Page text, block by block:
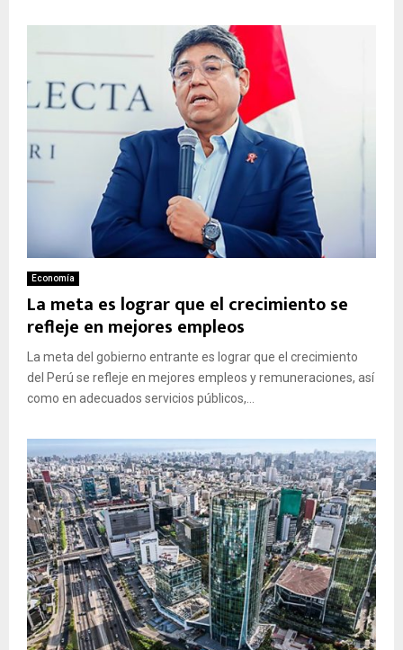
Economía
La meta es lograr que el crecimiento se
refleje en mejores empleos
La meta del gobierno entrante es lograr que el crecimiento
del Perú se refleje en mejores empleos y remuneraciones, así
como en adecuados servicios públicos,...